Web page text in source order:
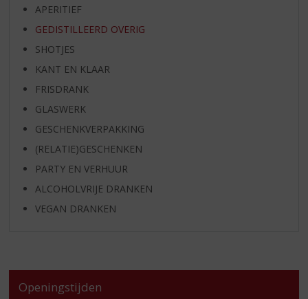
APERITIEF
GEDISTILLEERD OVERIG
SHOTJES
KANT EN KLAAR
FRISDRANK
GLASWERK
GESCHENKVERPAKKING
(RELATIE)GESCHENKEN
PARTY EN VERHUUR
ALCOHOLVRIJE DRANKEN
VEGAN DRANKEN
Openingstijden